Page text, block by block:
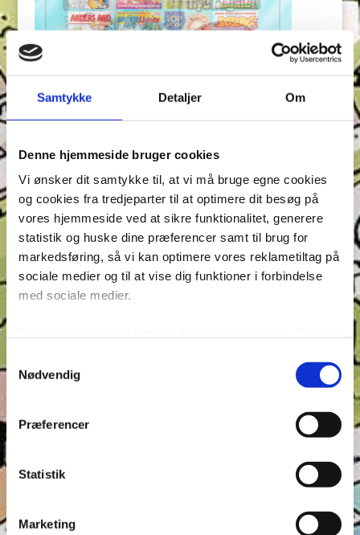
Samtykke Detaljer Om
Denne hjemmeside bruger cookies
Vi ønsker dit samtykke til, at vi må bruge egne cookies
og cookies fra tredjeparter til at optimere dit besøg på
vores hjemmeside ved at sikre funktionalitet, generere
statistik og huske dine præferencer samt til brug for
markedsføring, så vi kan optimere vores reklametiltag på
sociale medier og til at vise dig funktioner i forbindelse
med sociale medier.
fungerer optimalt, hvis du ikke accepterer cookies eller
tilbagetrækker et samtykke. Du kan læse mere om vores
brug af cookies og behandling af dine personoplysninger i
forbindelse hermed i både vores
Nødvendig
Præferencer
Statistik
Marketing
Seneste indlæg
Krydsen, Find skyggen og Find ord – Test din
opmærksomhed i Anders And!
Konkurrence: Opfinderkonkurrence
Find ord & Sudoku – Test din opmærksomhed i Anders
Find ord, Labyrint & Find 7 fejl – Test din
Find ord, Labyrint & Find 7 fejl – Test din
Andeby
Anders And Co.
Dagens vittigheder
Fedtmule